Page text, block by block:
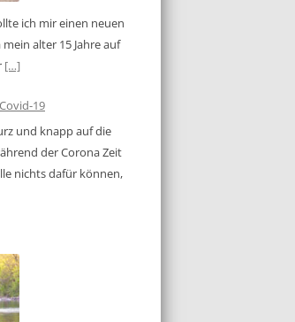
ich mir einen neuen
alter 15 Jahre auf
[…]
19
und knapp auf die
der Corona Zeit
nichts dafür können,